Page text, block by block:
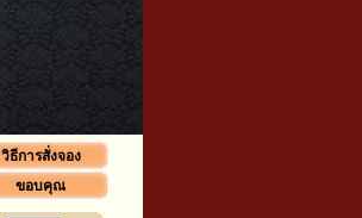
วิธีการสั่งจอง
ขอบคุณ